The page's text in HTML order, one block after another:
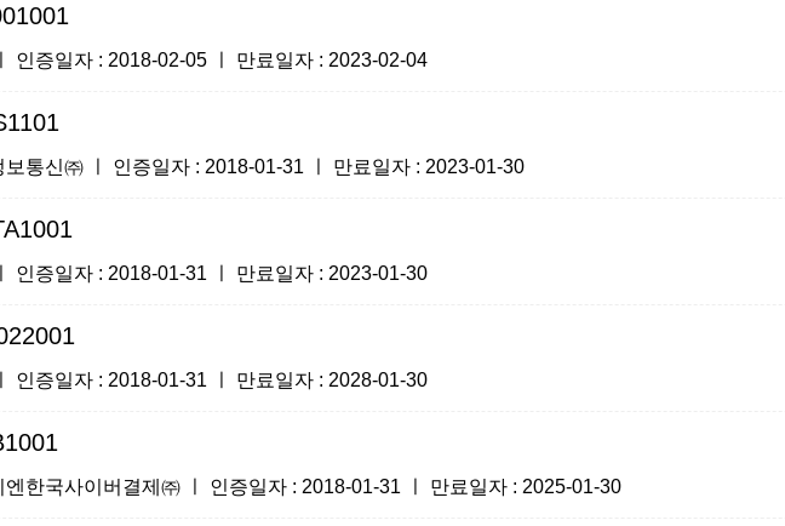
인증일자 : 2018-02-05 ㅣ 만료일자 : 2023-02-04
통신㈜ ㅣ 인증일자 : 2018-01-31 ㅣ 만료일자 : 2023-01-30
인증일자 : 2018-01-31 ㅣ 만료일자 : 2023-01-30
인증일자 : 2018-01-31 ㅣ 만료일자 : 2028-01-30
엔한국사이버결제㈜ ㅣ 인증일자 : 2018-01-31 ㅣ 만료일자 : 2025-01-30